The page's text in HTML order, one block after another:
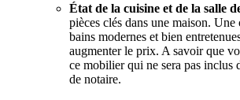
État de la cuisine et de la salle
pièces clés dans une maison. Une
bains modernes et bien
augmenter le prix. A savoir que
ce mobilier qui ne sera pas inclus
de notaire.